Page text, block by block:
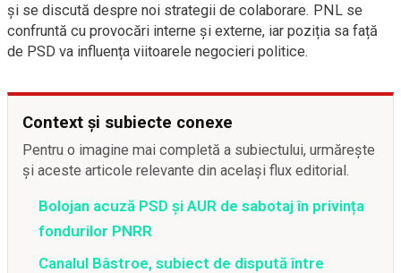
și se discută despre noi strategii de colaborare. PNL se
confruntă cu provocări interne și externe, iar poziția sa față
de PSD va influența viitoarele negocieri politice.
Context și subiecte conexe
Pentru o imagine mai completă a subiectului, urmărește
și aceste articole relevante din același flux editorial.
Bolojan acuză PSD și AUR de sabotaj în privința
fondurilor PNRR
Canalul Bâstroe, subiect de dispută între